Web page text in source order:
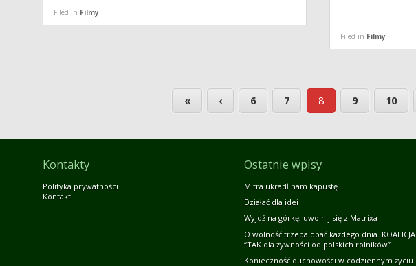
Filed in Filmy
Filed in Filmy
« ‹ 6 7 8 9 10
Kontakty
Polityka prywatności
Kontakt
Ostatnie wpisy
Mitra ukradł nam kapustę…
Działać dla idei
Wyjdź na górkę, uwolnij się z Matrixa
O wolność trzeba dbać każdego dnia. KOALICJA
“TAK dla żywności od polskich rolników”
Konieczność duchowości w codziennym życiu